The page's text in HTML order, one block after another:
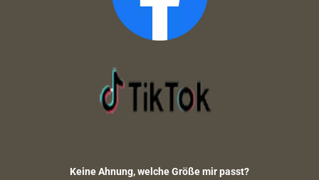
Keine Ahnung, welche Größe mir passt?